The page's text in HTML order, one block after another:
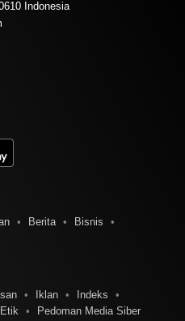
Indonesia
Berita
Bisnis
Iklan
Indeks
Pedoman Media Siber